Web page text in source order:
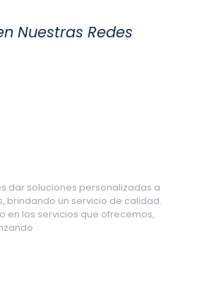
Nuestras Redes
dar soluciones personalizadas a
brindando un servicio de calidad.
en los servicios que ofrecemos,